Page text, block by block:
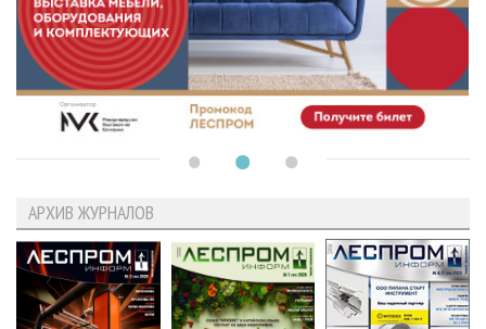
АРХИВ ЖУРНАЛОВ